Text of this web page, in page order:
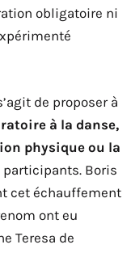
obligatoire ni
de proposer à
à la danse,
physique ou la
participants. Boris
cet échauffement
ont eu
Teresa de